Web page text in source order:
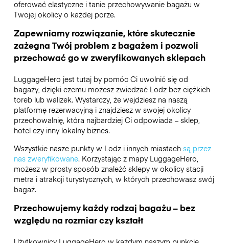
oferować elastyczne i tanie przechowywanie bagażu w
Twojej okolicy o każdej porze.
Zapewniamy rozwiązanie, które skutecznie
zażegna Twój problem z bagażem i pozwoli
przechować go w zweryfikowanych sklepach
LuggageHero jest tutaj by pomóc Ci uwolnić się od
bagaży, dzięki czemu możesz zwiedzać Lodz bez ciężkich
toreb lub walizek. Wystarczy, że wejdziesz na naszą
platformę rezerwacyjną i znajdziesz w swojej okolicy
przechowalnię, która najbardziej Ci odpowiada – sklep,
hotel czy inny lokalny biznes.
Wszystkie nasze punkty w Lodz i innych miastach są przez
nas zweryfikowane. Korzystając z mapy LuggageHero,
możesz w prosty sposób znaleźć sklepy w okolicy stacji
metra i atrakcji turystycznych, w których przechowasz swój
bagaż.
Przechowujemy każdy rodzaj bagażu – bez
względu na rozmiar czy kształt